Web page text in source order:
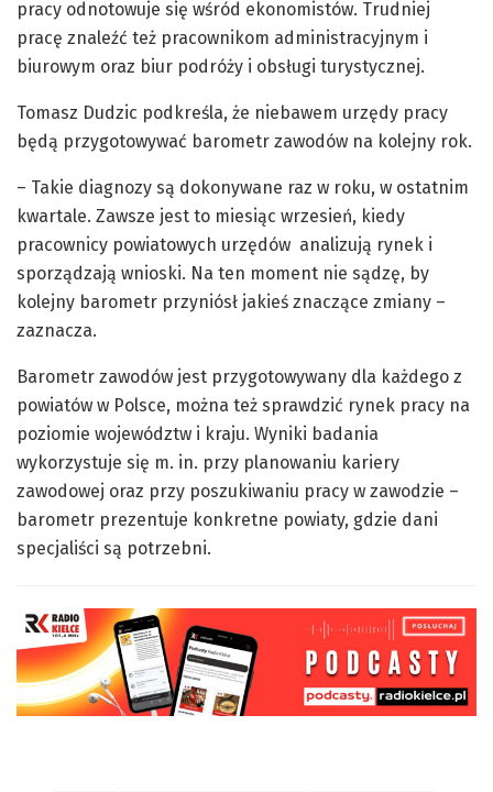
pracy odnotowuje się wśród ekonomistów. Trudniej
pracę znaleźć też pracownikom administracyjnym i
biurowym oraz biur podróży i obsługi turystycznej.
Tomasz Dudzic podkreśla, że niebawem urzędy pracy
będą przygotowywać barometr zawodów na kolejny rok.
– Takie diagnozy są dokonywane raz w roku, w ostatnim
kwartale. Zawsze jest to miesiąc wrzesień, kiedy
pracownicy powiatowych urzędów analizują rynek i
sporządzają wnioski. Na ten moment nie sądzę, by
kolejny barometr przyniósł jakieś znaczące zmiany –
zaznacza.
Barometr zawodów jest przygotowywany dla każdego z
powiatów w Polsce, można też sprawdzić rynek pracy na
poziomie województw i kraju. Wyniki badania
wykorzystuje się m. in. przy planowaniu kariery
zawodowej oraz przy poszukiwaniu pracy w zawodzie –
barometr prezentuje konkretne powiaty, gdzie dani
specjaliści są potrzebni.